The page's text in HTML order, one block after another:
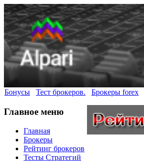
Бонусы Тест брокеров. Брокеры forex
Главное меню
Главная
Брокеры
Рейтинг брокеров
Тесты Стратегий